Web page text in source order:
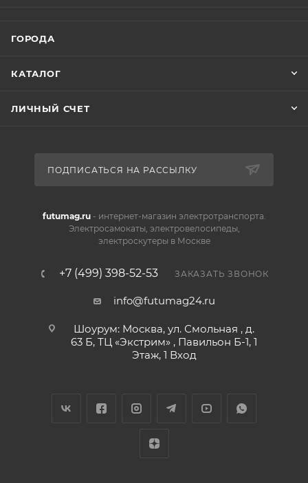
ГОРОДА
КАТАЛОГ
ЛИЧНЫЙ СЧЕТ
ПОДПИСАТЬСЯ НА РАССЫЛКУ
futumag.ru- интернет-магазин электротранспорта.
Электросамокаты, электровелосипеды,
электроскутеры в Москве
+7 (499) 398-52-53 ЗАКАЗАТЬ ЗВОНОК
info@futumag24.ru
Шоурум: Москва, ул. Смольная , д.
63 Б, ТЦ «Экстрим» , Павильон Б-1, 1
Этаж, 1 Вход